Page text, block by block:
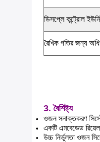
ডিসপ্লে কন্ট্রোল
রৈখিক গতির জন্য
3. বৈশিষ্ট্য
ওজন সনাক্তকরণ
একটি এমবেডেড
উচ্চ নির্ভুলতা ওজন